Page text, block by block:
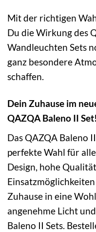
Mit der richtigen
Du die Wirkung des
Wandleuchten Sets
ganz besondere
schaffen.
Dein Zuhause im
QAZQA Baleno II Set!
Das QAZQA Baleno
perfekte Wahl für
Design, hohe
Zuhause in eine
angenehme Licht
Baleno II Sets.